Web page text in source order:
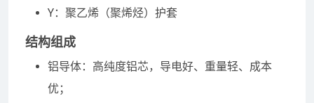
Y：聚乙烯（聚烯烃）护套
结构组成
铝导体：高纯度铝芯，导电好、重量轻、成本
优；